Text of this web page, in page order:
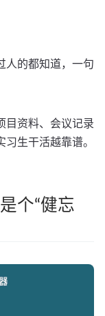
人的都知道，一句
目资料、会议记录
生干活越靠谱。
个“健忘